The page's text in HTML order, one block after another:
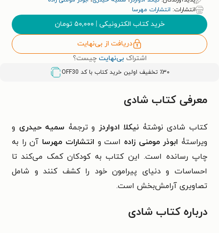
انتشارات: انتشارات مهرسا
خرید کتاب الکترونیکی | ۵۰,۰۰۰ تومان
دریافت از بی‌نهایت
اشتراک بی‌نهایت چیست؟
٪۳۰ تخفیف اولین خرید کتاب با کد OFF30
معرفی کتاب شادی
کتاب شادی نوشتۀ نیکلا ادواردز و ترجمۀ سمیه حیدری و
ویراستۀ ابوذر مومنی زاده است و انتشارات مهرسا آن را به
چاپ رسانده است. این کتاب به کودکان کمک می‌کند تا
احساسات و دنیای پیرامون خود را کشف کنند و شامل
تصاویری آرامش‌بخش است.
درباره کتاب شادی